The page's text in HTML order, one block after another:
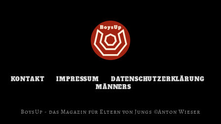
KONTAKT IMPRESSUM
DATENSCHUTZERKLÄRUNG
MÄNNERS
BoysUp - das Magazin für Eltern von Jungs ©Anton Wieser